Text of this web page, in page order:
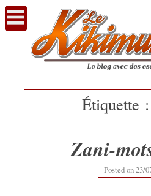
Voir
contenu
Étiquette :
Zani-
Posted on23/